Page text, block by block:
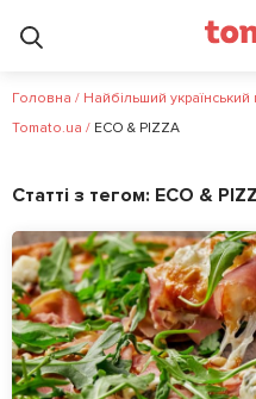
Головна / Найбільший
Tomato.ua / ECO & PIZZA
Статті з тегом: ECO &